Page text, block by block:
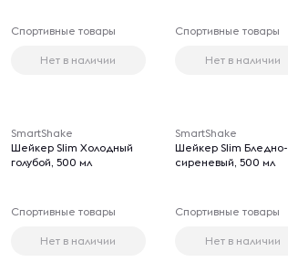
Спортивные товары
Нет в наличии
Спортивные товары
Нет в наличии
SmartShake
Шейкер Slim Холодный
голубой, 500 мл
Спортивные товары
Нет в наличии
SmartShake
Шейкер Slim Бледно-
сиреневый, 500 мл
Спортивные товары
Нет в наличии